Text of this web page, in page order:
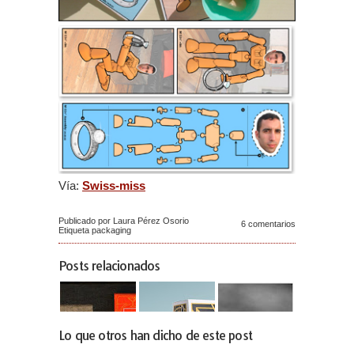
Vía: Swiss-miss
Publicado por Laura Pérez Osorio
Etiqueta packaging
6 comentarios
Posts relacionados
Lo que otros han dicho de este post